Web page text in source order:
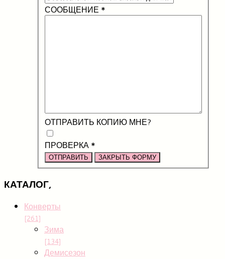
СООБЩЕНИЕ *
ОТПРАВИТЬ КОПИЮ МНЕ?
ПРОВЕРКА*
ОТПРАВИТЬ ЗАКРЫТЬ ФОРМУ
КАТАЛОГ,
Конверты
[261]
Зима
[134]
Демисезон